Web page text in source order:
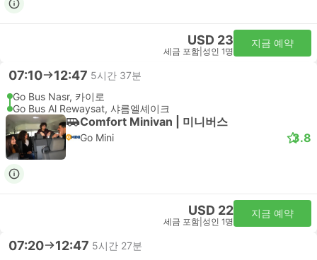
USD 23
세금 포함 성인 1명
지금 예약
07:10 12:47 5시간 37분
Go Bus Nasr, 카이로
Go Bus Al Rewaysat, 샤름엘셰이크
Comfort Minivan | 미니버스
Go Mini 3.8
USD 22
세금 포함 성인 1명
지금 예약
07:20 12:47 5시간 27분